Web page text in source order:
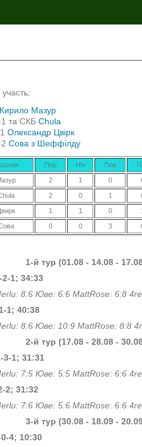
участь:
Кирило Мазур
та СКБ Chula
Олександр Цвірк
Сова з Шеффілду
Пер Ніч Пор
2 1 0
2 0 1
1 1 0
0 0 3
1-й тур (01.08 - 14.08 -
2-1; 34:33
8:6 Юве: 6:6 MattRose: 6:8
1; 40:38
8:6 Юве: 10:9 MattRose: 8:8
2-й тур (17.08 - 28.08 -
3-1; 31:31
7:5 Юве: 5:5 MattRose: 6:6
2; 31:32
7:6 Юве: 5:6 MattRose: 6:6
3-й тур (30.08 - 18.09 -
0-4; 10:30